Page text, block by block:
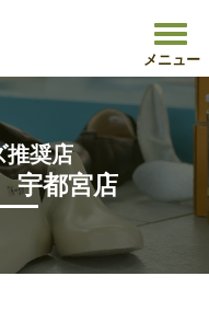
メニュー
推奨店
宇都宮店